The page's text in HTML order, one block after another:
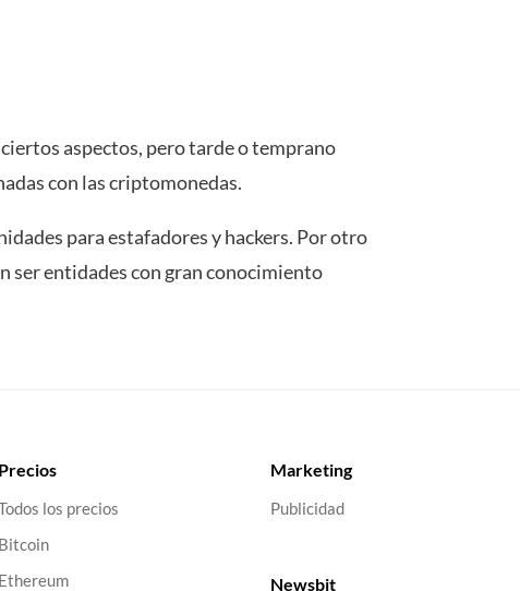
aspectos, pero tarde o temprano
con las criptomonedas.
para estafadores y hackers. Por otro
ser entidades con gran conocimiento
Precios
los precios
Bitcoin
Ethereum
Marketing
Publicidad
Newsbit